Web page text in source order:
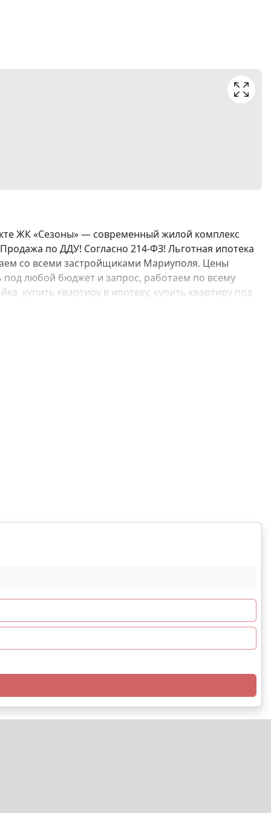
ЖК «Сезоны» — современный жилой комплекс
по ДДУ! Согласно 214-ФЗ! Льготная ипотека
со всеми застройщиками Мариуполя. Цены
любой бюджет и запрос, работаем по всему
купить квартиру в ипотеку, купить квартиру под